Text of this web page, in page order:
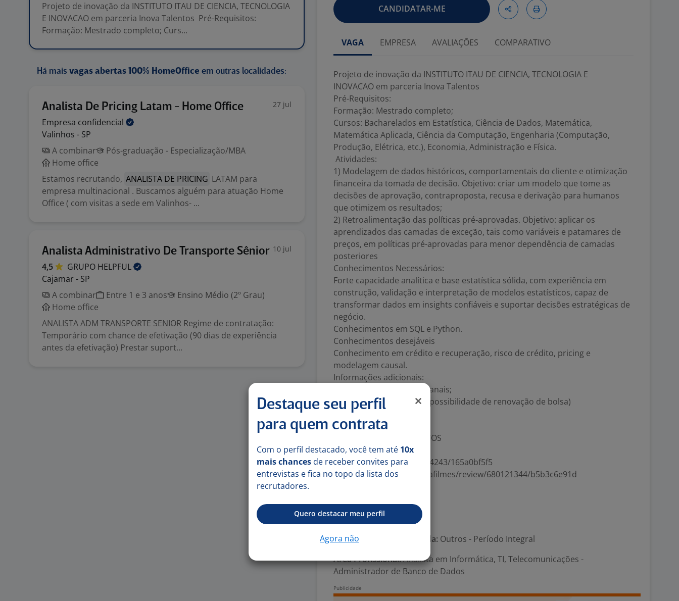
Projeto de inovação da INSTITUTO ITAU DE CIENCIA, TECNOLOGIA
E INOVACAO em parceria Inova Talentos Pré-Requisitos:
Formação: Mestrado completo; Curs...
Há mais vagas abertas 100% HomeOffice em outras localidades:
Analista De Pricing Latam - Home Office 27 jul
Empresa confidencial
Valinhos - SP
A combinar
Pós-graduação - Especialização/MBA
Home office
Estamos recrutando, ANALISTA DE PRICING LATAM para
empresa multinacional . Buscamos alguém para atuação Home
Office ( com visitas a sede em Valinhos- ...
Analista Administrativo De Transporte Sênior 10 jul
4,5 GRUPO HELPFUL
Cajamar - SP
A combinar
Entre 1 e 3 anos
Ensino Médio (2º Grau)
Home office
ANALISTA ADM TRANSPORTE SENIOR Regime de contratação:
Temporário com chance de efetivação (90 dias de experiência
antes da efetivação) Prestar suport...
CANDIDATAR-ME
VAGA EMPRESA AVALIAÇÕES COMPARATIVO
Projeto de inovação da INSTITUTO ITAU DE CIENCIA, TECNOLOGIA E
INOVACAO em parceria Inova Talentos
Pré-Requisitos:
Formação: Mestrado completo;
Cursos: Bacharelados em Estatística, Ciência de Dados, Matemática,
Matemática Aplicada, Ciência da Computação, Engenharia (Computação,
Produção, Elétrica, etc.), Economia, Administração e Física.
Atividades:
1) Modelagem de dados históricos, comportamentais do cliente e otimização
financeira da tomada de decisão. Objetivo: criar um modelo que tome as
decisões de aprovação, contraproposta, recusa e derivação para humanos
que otimizem os resultados;
2) Retroalimentação das políticas pré-aprovadas. Objetivo: aplicar os
aprendizados das camadas de exceção, tais como variáveis e patamares de
preços, em políticas pré-aprovadas para menor dependência de camadas
posteriores
Conhecimentos Necessários:
Forte capacidade analítica e base estatística sólida, com experiência em
construção, validação e interpretação de modelos estatísticos, capaz de
transformar dados em insights confiáveis e suportar decisões estratégicas de
negócio.
Conhecimentos em SQL e Python.
Conhecimentos desejáveis
Conhecimento em crédito e recuperação, risco de crédito, pricing e
modelagem causal.
Informações adicionais:
Disponibilidade: 40h semanais;
Duração: 12 meses (com possibilidade de renovação de bolsa)
Bolsa Auxílio: R$ 9.000,00;
Atuação: Remota
Conheça o INOVA TALENTOS
https://vimeo.com/676464243/165a0bf5f5
https://vimeo.com/fabrikafilmes/review/680121344/b5b3c6e91d
Número de vagas:
Tipo de contrato e Jornada: Outros - Período Integral
Área Profissional:Analista em Informática, TI, Telecomunicações -
Administrador de Banco de Dados
Destaque seu perfil
para quem contrata
Com o perfil destacado, você tem até 10x
mais chances de receber convites para
entrevistas e fica no topo da lista dos
recrutadores.
Quero destacar meu perfil
Agora não